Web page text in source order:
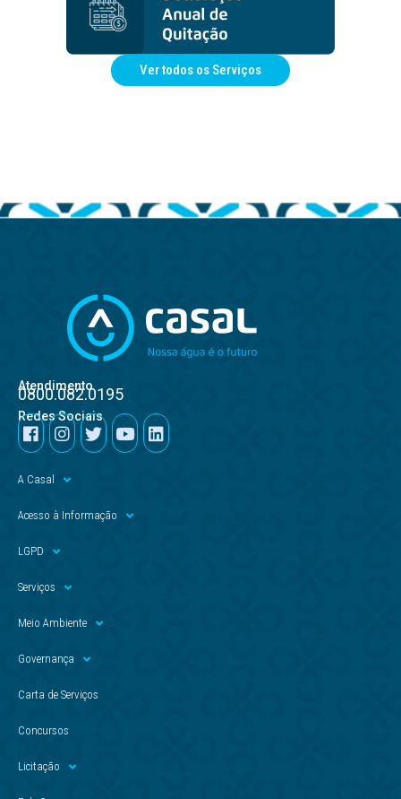
Ver todos os Serviços
Atendimento
0800.082.0195
Redes Sociais
A Casal
Acesso à Informação
LGPD
Serviços
Meio Ambiente
Governança
Carta de Serviços
Concursos
Licitação